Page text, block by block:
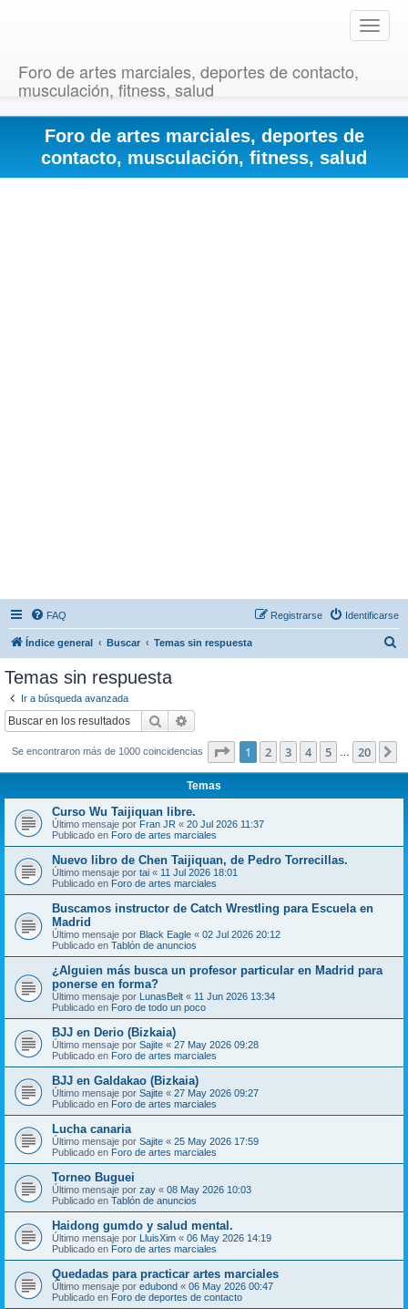
T
o
e
v
Foro de artes marciales, deportes de contacto,
musculación, fitness, salud
Foro de artes marciales, deportes de
contacto, musculación, fitness, salud
FAQ Identificarse
Registrarse
Índice general Buscar Temas sin respuesta
Temas sin respuesta
Ir a búsqueda avanzada
Buscar
Se encontraron más de 1000 coincidencias Página de 20
1 2 3 4 5 20
Temas
Curso Wu Taijiquan libre.
Último mensaje por Fran JR « 20 Jul 2026 11:37
Publicado en Foro de artes marciales
Nuevo libro de Chen Taijiquan, de Pedro Torrecillas.
Último mensaje por tai « 11 Jul 2026 18:01
Publicado en Foro de artes marciales
Buscamos instructor de Catch Wrestling para Escuela en
Madrid
Último mensaje por Black Eagle « 02 Jul 2026 20:12
Publicado en Tablón de anuncios
¿Alguien más busca un profesor particular en Madrid para
ponerse en forma?
Último mensaje por LunasBelt « 11 Jun 2026 13:34
Publicado en Foro de todo un poco
BJJ en Derio (Bizkaia)
Último mensaje por Sajite « 27 May 2026 09:28
Publicado en Foro de artes marciales
BJJ en Galdakao (Bizkaia)
Último mensaje por Sajite « 27 May 2026 09:27
Publicado en Foro de artes marciales
Lucha canaria
Último mensaje por Sajite « 25 May 2026 17:59
Publicado en Foro de artes marciales
Torneo Buguei
Último mensaje por zay « 08 May 2026 10:03
Publicado en Tablón de anuncios
Haidong gumdo y salud mental.
Último mensaje por LluisXim « 06 May 2026 14:19
Publicado en Foro de artes marciales
Quedadas para practicar artes marciales
Último mensaje por edubond « 06 May 2026 00:47
Publicado en Foro de deportes de contacto